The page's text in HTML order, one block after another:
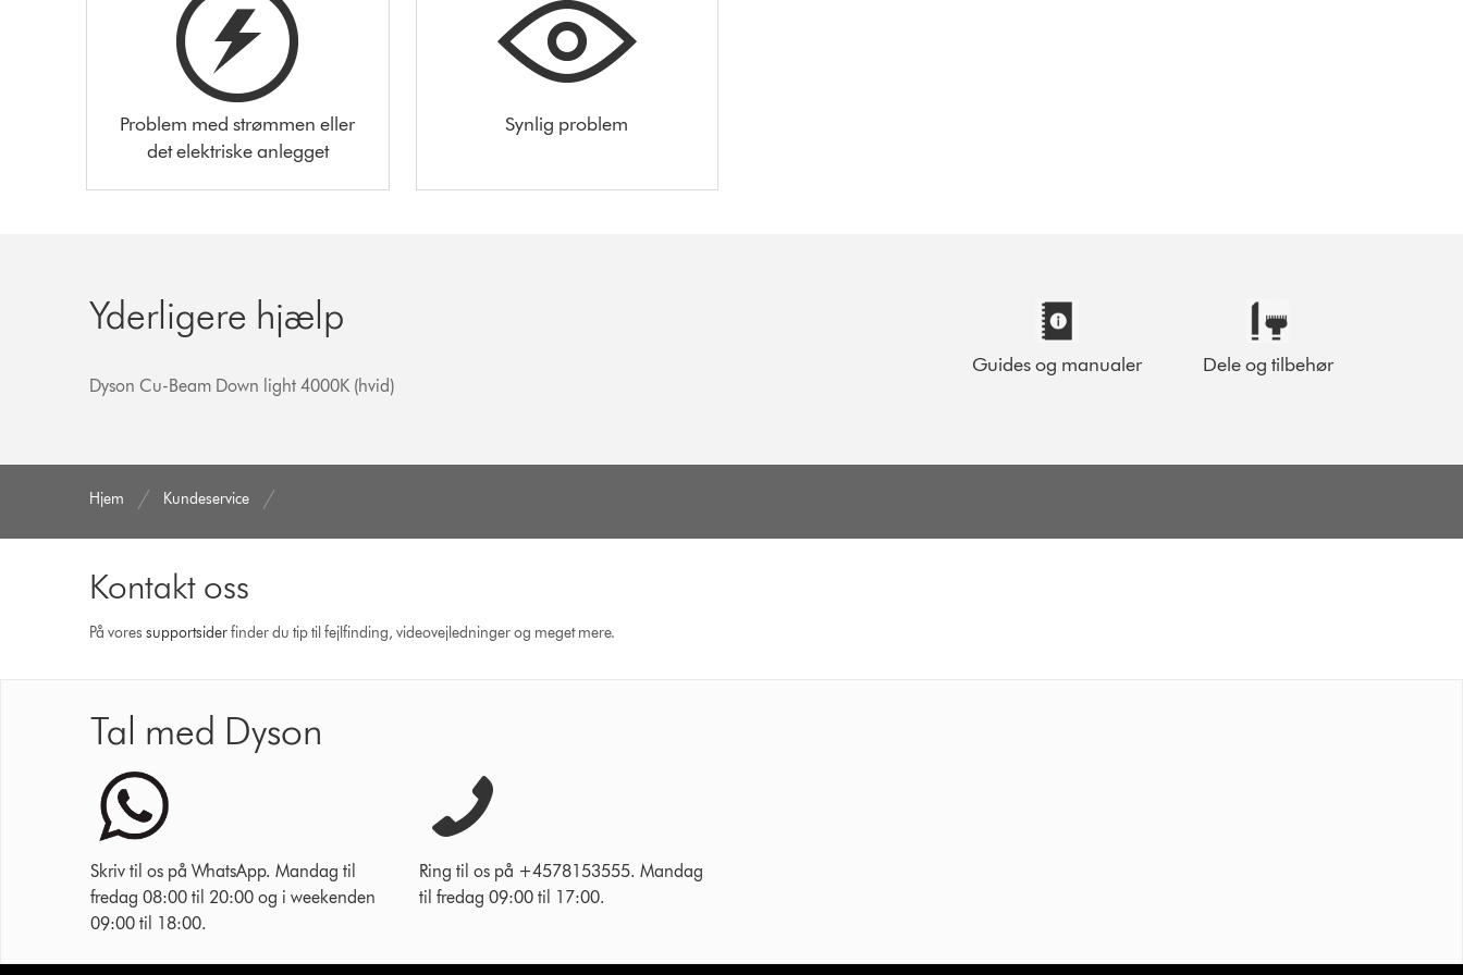
Problem med strømmen eller
det elektriske anlegget
Synlig problem
Yderligere hjælp
Dyson Cu-Beam Down light 4000K (hvid)
Guides og manualer Dele og tilbehør
Hjem Kundeservice
Kontakt oss
På voressupport­siderfinder du tip til fejlfinding, video­vejledninger og meget mere.
Tal med Dyson
Skriv til os på WhatsApp. Mandag til
fredag 08:00 til 20:00 og i weekenden
09:00 til 18:00.
Ring til os på +4578153555. Mandag
til fredag 09:00 til 17:00.